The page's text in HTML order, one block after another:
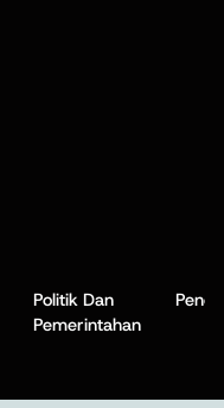
Politik Dan
Pemerintahan